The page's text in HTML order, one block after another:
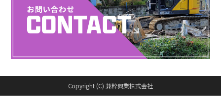
Copyright (C) 兼粋興業株式会社